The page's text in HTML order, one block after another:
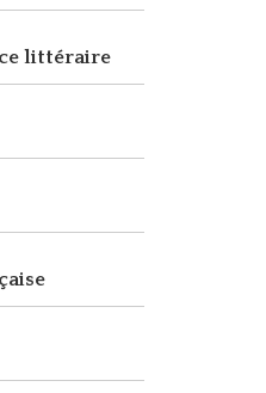
littéraire